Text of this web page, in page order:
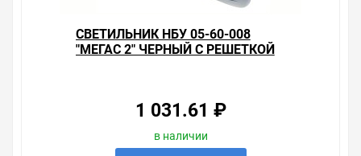
СВЕТИЛЬНИК НБУ 05-60-008
"МЕГАС 2" ЧЕРНЫЙ С РЕШЕТКОЙ
1 031.61 ₽
в наличии